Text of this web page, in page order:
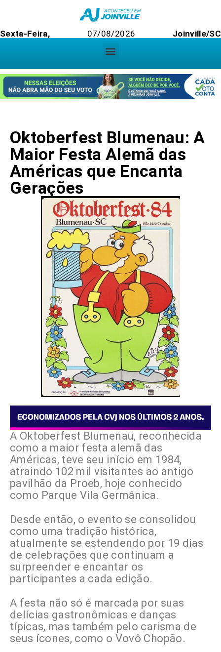
Sexta-Feira, 07/08/2026 Joinville/SC
Oktoberfest Blumenau: A
Maior Festa Alemã das
Américas que Encanta
Gerações
A Oktoberfest Blumenau, reconhecida
como a maior festa alemã das
Américas, teve seu início em 1984,
atraindo 102 mil visitantes ao antigo
pavilhão da Proeb, hoje conhecido
como Parque Vila Germânica.
Desde então, o evento se consolidou
como uma tradição histórica,
atualmente se estendendo por 19 dias
de celebrações que continuam a
surpreender e encantar os
participantes a cada edição.
A festa não só é marcada por suas
delícias gastronômicas e danças
típicas, mas também pelo carisma de
seus ícones, como o Vovô Chopão.